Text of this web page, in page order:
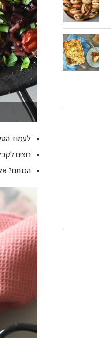
לעמוד
רוצים
הכנתם?